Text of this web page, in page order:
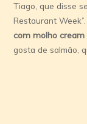
Tiago, que disse
Restaurant
com molho
gosta de salmão,